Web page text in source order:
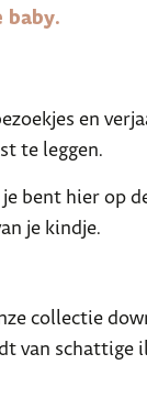
baby.
en
te leggen.
bent hier op
je kindje.
collectie
van schattige